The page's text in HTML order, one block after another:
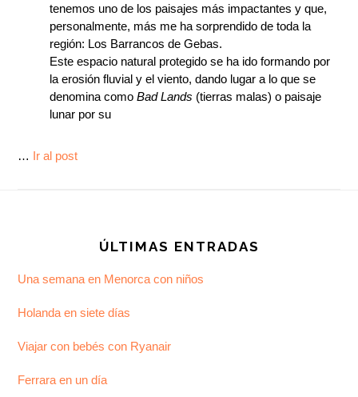
tenemos uno de los paisajes más impactantes y que,
personalmente, más me ha sorprendido de toda la
región: Los Barrancos de Gebas.
Este espacio natural protegido se ha ido formando por
la erosión fluvial y el viento, dando lugar a lo que se
denomina comoBad Lands (tierras malas) o paisaje
lunar por su
… Ir al post
ÚLTIMAS ENTRADAS
Una semana en Menorca con niños
Holanda en siete días
Viajar con bebés con Ryanair
Ferrara en un día